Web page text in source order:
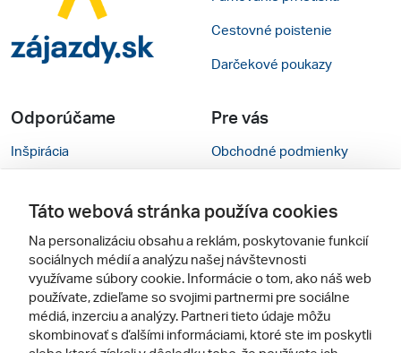
Cestovné poistenie
Darčekové poukazy
Odporúčame
Inšpirácia
Cestovné kancelárie
Zájezdy.cz
Pre vás
Obchodné podmienky
Nastavenie cookies
Mobilná verzia webu
Sledujte nás
Táto webová stránka používa cookies
Na personalizáciu obsahu a reklám, poskytovanie funkcií
sociálnych médií a analýzu našej návštevnosti
využívame súbory cookie. Informácie o tom, ako náš web
používate, zdieľame so svojimi partnermi pre sociálne
médiá, inzerciu a analýzy. Partneri tieto údaje môžu
skombinovať s ďalšími informáciami, ktoré ste im poskytli